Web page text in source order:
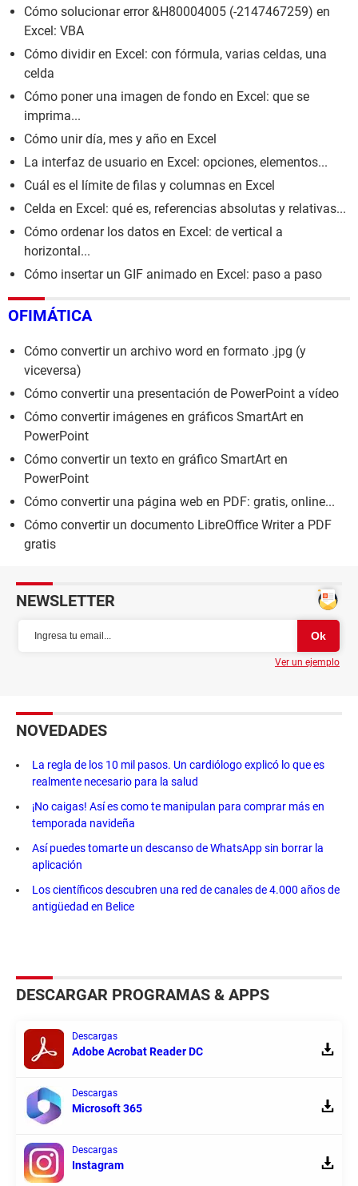
Cómo solucionar error &H80004005 (-2147467259) en
Excel: VBA
Cómo dividir en Excel: con fórmula, varias celdas, una
celda
Cómo poner una imagen de fondo en Excel: que se
imprima...
Cómo unir día, mes y año en Excel
La interfaz de usuario en Excel: opciones, elementos...
Cuál es el límite de filas y columnas en Excel
Celda en Excel: qué es, referencias absolutas y relativas...
Cómo ordenar los datos en Excel: de vertical a
horizontal...
Cómo insertar un GIF animado en Excel: paso a paso
OFIMÁTICA
Cómo convertir un archivo word en formato .jpg (y
viceversa)
Cómo convertir una presentación de PowerPoint a vídeo
Cómo convertir imágenes en gráficos SmartArt en
PowerPoint
Cómo convertir un texto en gráfico SmartArt en
PowerPoint
Cómo convertir una página web en PDF: gratis, online...
Cómo convertir un documento LibreOffice Writer a PDF
gratis
NEWSLETTER
Ver un ejemplo
NOVEDADES
La regla de los 10 mil pasos. Un cardiólogo explicó lo que es
realmente necesario para la salud
¡No caigas! Así es como te manipulan para comprar más en
temporada navideña
Así puedes tomarte un descanso de WhatsApp sin borrar la
aplicación
Los científicos descubren una red de canales de 4.000 años de
antigüedad en Belice
DESCARGAR PROGRAMAS & APPS
Descargas
Adobe Acrobat Reader DC
Descargas
Microsoft 365
Descargas
Instagram